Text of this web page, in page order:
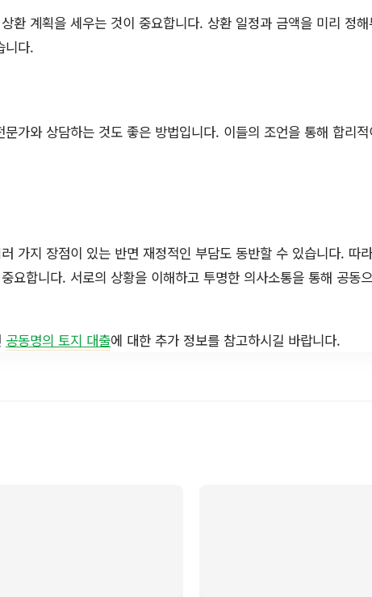
환 계획을 세우는 것이 중요합니다. 상환 일정과 금액을 미리 정
니다.
가와 상담하는 것도 좋은 방법입니다. 이들의 조언을 통해 합리
가지 장점이 있는 반면 재정적인 부담도 동반할 수 있습니다. 따
요합니다. 서로의 상황을 이해하고 투명한 의사소통을 통해 공동
공동명의 토지 대출에 대한 추가 정보를 참고하시길 바랍니다.